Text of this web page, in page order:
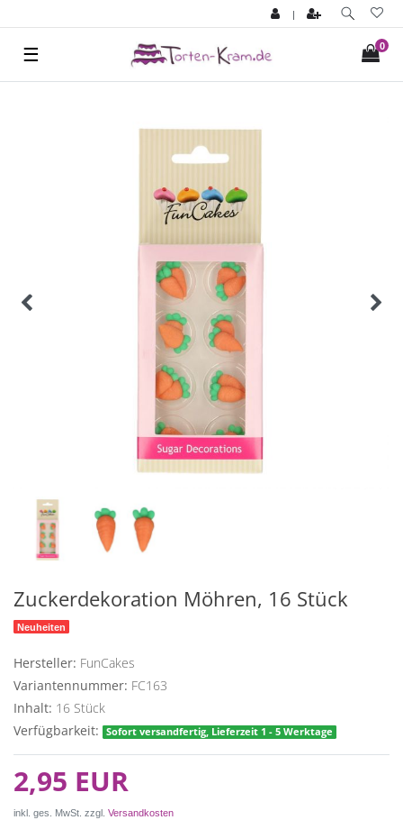
|
0
☰
Zuckerdekoration Möhren, 16 Stück
Neuheiten
Hersteller: FunCakes
Variantennummer: FC163
Inhalt: 16 Stück
Verfügbarkeit:
Sofort versandfertig, Lieferzeit 1 - 5 Werktage
2,95 EUR
inkl. ges. MwSt. zzgl. Versandkosten